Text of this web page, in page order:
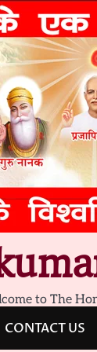
to The
CONTACT US